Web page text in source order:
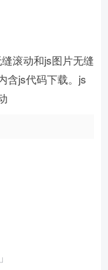
滚动和js图片无缝
含js代码下载。js